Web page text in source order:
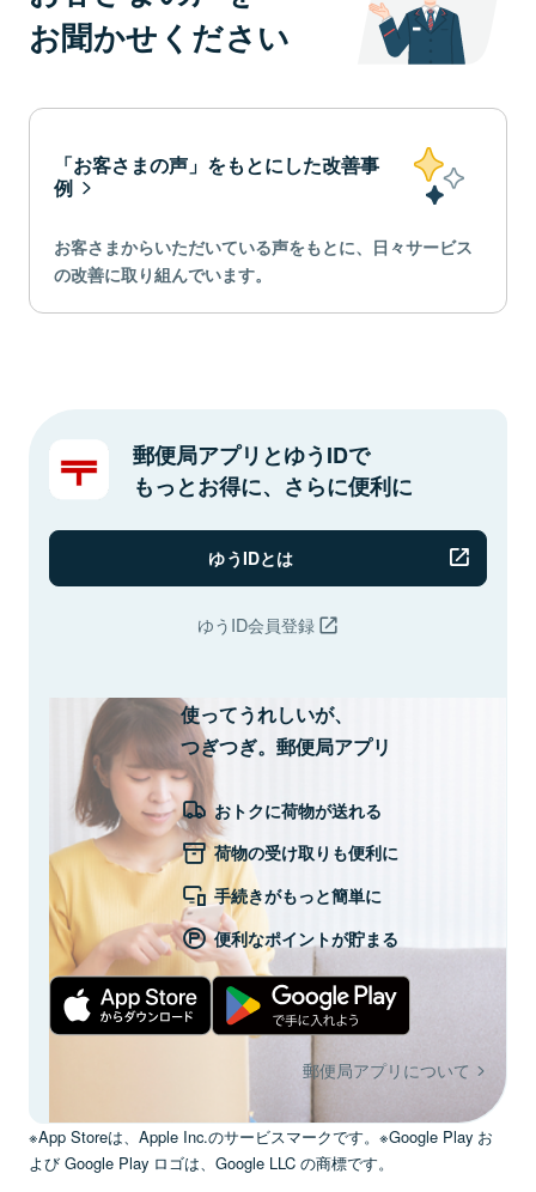
お聞かせください
「お客さまの声」をもとにした改善事
例
お客さまからいただいている声をもとに、日々サービス
の改善に取り組んでいます。
郵便局アプリとゆうIDで
もっとお得に、さらに便利に
ゆうIDとは
ゆうID会員登録
使ってうれしいが、
つぎつぎ。郵便局アプリ
おトクに荷物が送れる
荷物の受け取りも便利に
手続きがもっと簡単に
便利なポイントが貯まる
郵便局アプリについて
※App Storeは、Apple Inc.のサービスマークです。※Google Play お
よび Google Play ロゴは、Google LLC の商標です。